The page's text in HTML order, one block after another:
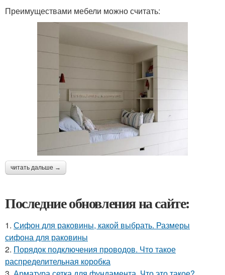
Преимуществами мебели можно считать:
читать дальше →
Последние обновления на сайте:
1. Сифон для раковины, какой выбрать. Размеры
сифона для раковины
2. Порядок подключения проводов. Что такое
распределительная коробка